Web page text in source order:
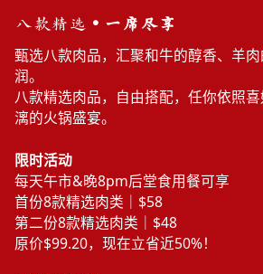
即预定
八款精选 • 一席尽享
甄选八款肉品，汇聚和牛的醇香、羊
润。
八款精选肉品，自由搭配，任你依照
漓的火锅盛宴。
限时活动
每天午市&晚8pm后堂食用餐可享
首份8款精选肉类｜$58
第二份8款精选肉类｜$48
原价$99.20，现在立省近50%！